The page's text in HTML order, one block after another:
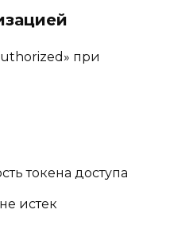
при
токена доступа
истек